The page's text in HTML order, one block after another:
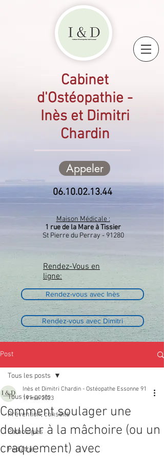
Cabinet
d'Ostéopathie -
Inès et Dimitri
Chardin
Appeler
06.10.02.13.44
Maison Médicale :
1 rue de la Mare à Tissier
St Pierre du Perray - 91280
Rendez-Vous en
ligne:
Rendez-vous avec Inès
Rendez-vous avec Dimitri
Post
Tous les posts
Prévention, conseils
Pathologies
Pédiatrie
Tous les posts
Comment soulager une
douleur à la mâchoire (ou un
craquement) avec
Inès et Dimitri Chardin - Ostéopathe Essonne 91
19 mai 2023